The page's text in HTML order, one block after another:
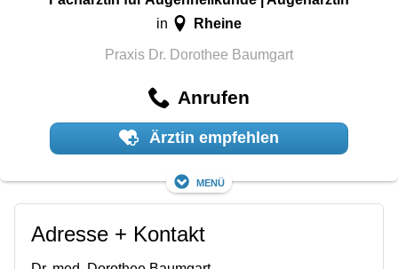
in Rheine
Praxis Dr. Dorothee Baumgart
Anrufen
Ärztin empfehlen
Menü
Adresse + Kontakt